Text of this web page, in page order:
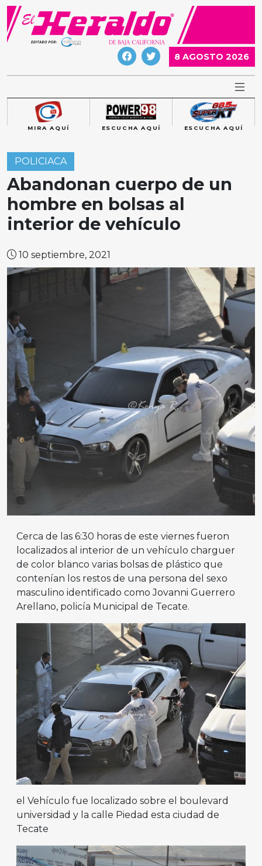
Skip
content
8 AGOSTO 2026
MIRA AQUÍ ESCUCHA AQUÍ ESCUCHA AQUÍ
POLICIACA
Abandonan cuerpo de un
hombre en bolsas al
interior de vehículo
10 septiembre, 2021
Cerca de las 6:30 horas de este viernes fueron
localizados al interior de un vehículo charguer
de color blanco varias bolsas de plástico que
contenían los restos de una persona del sexo
masculino identificado como Jovanni Guerrero
Arellano, policía Municipal de Tecate.
el Vehículo fue localizado sobre el boulevard
universidad y la calle Piedad esta ciudad de
Tecate